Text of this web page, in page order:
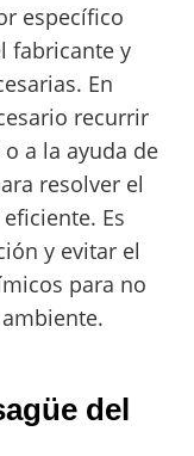
específico
fabricante y
En
recurrir
a la ayuda de
resolver el
Es
y evitar el
para no
del